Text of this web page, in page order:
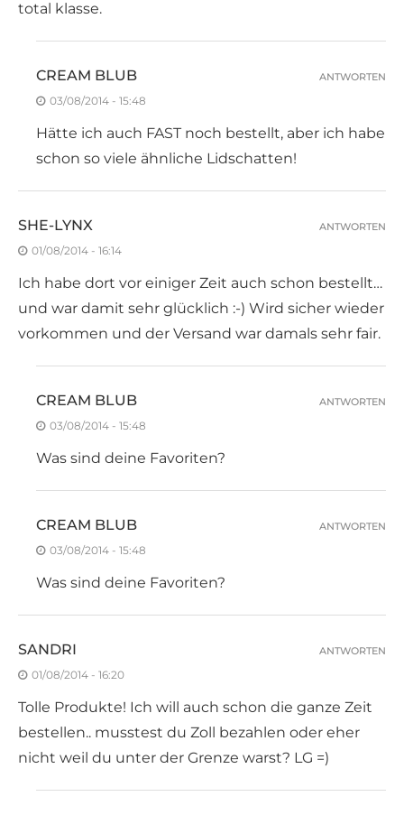
total klasse.
CREAM BLUB
03/08/2014 - 15:48
Hätte ich auch FAST noch bestellt, aber ich habe
schon so viele ähnliche Lidschatten!
ANTWORTEN
SHE-LYNX
01/08/2014 - 16:14
Ich habe dort vor einiger Zeit auch schon bestellt…
und war damit sehr glücklich :-) Wird sicher wieder
vorkommen und der Versand war damals sehr fair.
ANTWORTEN
CREAM BLUB
03/08/2014 - 15:48
Was sind deine Favoriten?
ANTWORTEN
CREAM BLUB
03/08/2014 - 15:48
Was sind deine Favoriten?
ANTWORTEN
SANDRI
01/08/2014 - 16:20
Tolle Produkte! Ich will auch schon die ganze Zeit
bestellen.. musstest du Zoll bezahlen oder eher
nicht weil du unter der Grenze warst? LG =)
ANTWORTEN